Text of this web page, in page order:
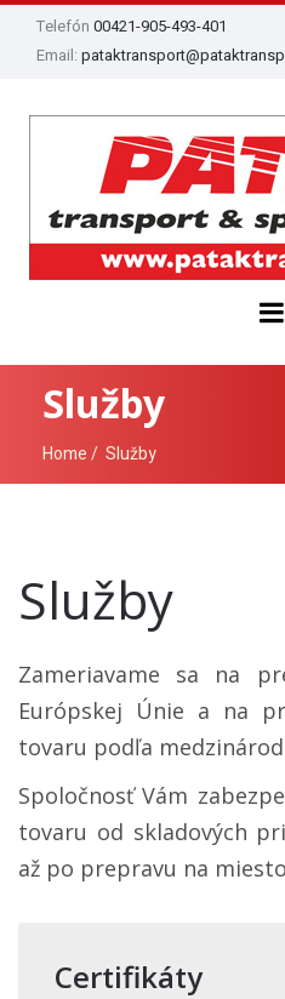
Telefón 00421-905-493-401
Email:
Služby
Home Služby
Služby
Zameriavame sa na
Európskej Únie a na
tovaru podľa
Spoločnosť Vám
tovaru od skladových
až po prepravu na
Certifikáty